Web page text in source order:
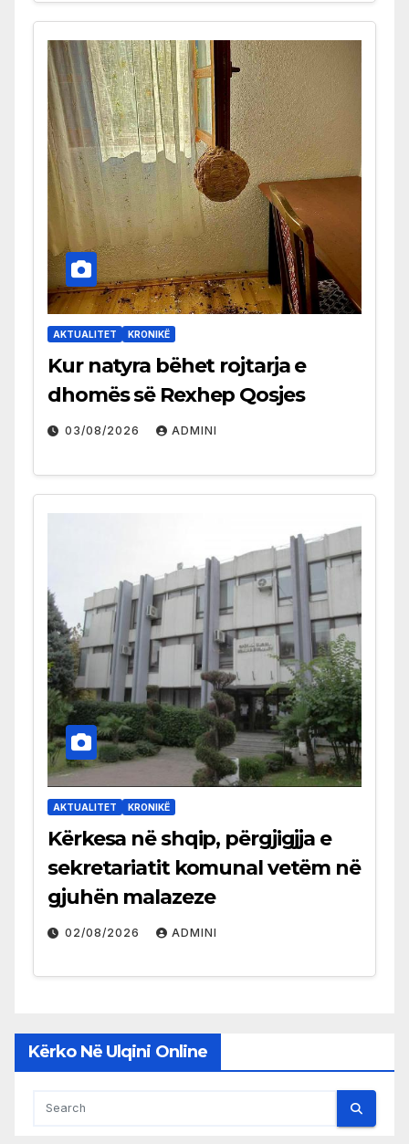
AKTUALITET KRONIKË
Kur natyra bëhet rojtarja e
dhomës së Rexhep Qosjes
03/08/2026 ADMINI
AKTUALITET KRONIKË
Kërkesa në shqip, përgjigjja e
sekretariatit komunal vetëm në
gjuhën malazeze
02/08/2026 ADMINI
Kërko Në Ulqini Online